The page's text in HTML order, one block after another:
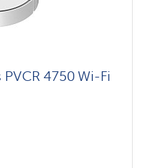
4750 Wi-Fi